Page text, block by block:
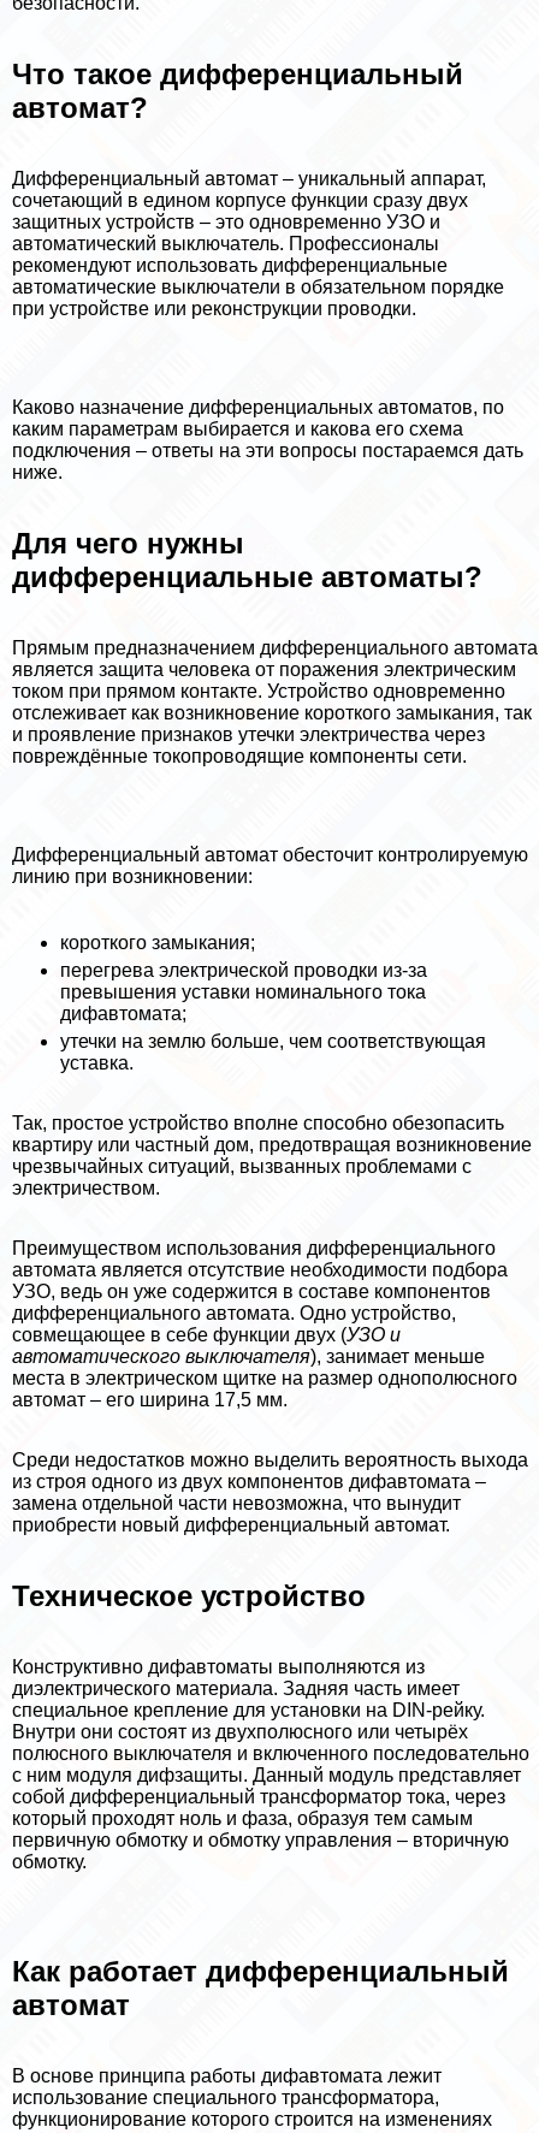
Что такое дифференциальный
автомат?
Дифференциальный автомат – уникальный аппарат,
сочетающий в едином корпусе функции сразу двух
защитных устройств – это одновременно УЗО и
автоматический выключатель. Профессионалы
рекомендуют использовать дифференциальные
автоматические выключатели в обязательном порядке
при устройстве или реконструкции проводки.
Каково назначение дифференциальных автоматов, по
каким параметрам выбирается и какова его схема
подключения – ответы на эти вопросы постараемся дать
ниже.
Для чего нужны
дифференциальные автоматы?
Прямым предназначением дифференциального автомата
является защита человека от поражения электрическим
током при прямом контакте. Устройство одновременно
отслеживает как возникновение короткого замыкания, так
и проявление признаков утечки электричества через
повреждённые токопроводящие компоненты сети.
Дифференциальный автомат обесточит контролируемую
линию при возникновении:
короткого замыкания;
перегрева электрической проводки из-за
превышения уставки номинального тока
дифавтомата;
утечки на землю больше, чем соответствующая
уставка.
Так, простое устройство вполне способно обезопасить
квартиру или частный дом, предотвращая возникновение
чрезвычайных ситуаций, вызванных проблемами с
электричеством.
Преимуществом использования дифференциального
автомата является отсутствие необходимости подбора
УЗО, ведь он уже содержится в составе компонентов
дифференциального автомата. Одно устройство,
совмещающее в себе функции двух (УЗО и
автоматического выключателя), занимает меньше
места в электрическом щитке на размер однополюсного
автомат – его ширина 17,5 мм.
Среди недостатков можно выделить вероятность выхода
из строя одного из двух компонентов дифавтомата –
замена отдельной части невозможна, что вынудит
приобрести новый дифференциальный автомат.
Техническое устройство
Конструктивно дифавтоматы выполняются из
диэлектрического материала. Задняя часть имеет
специальное крепление для установки на DIN-рейку.
Внутри они состоят из двухполюсного или четырёх
полюсного выключателя и включенного последовательно
с ним модуля дифзащиты. Данный модуль представляет
собой дифференциальный трaнcформатор тока, через
который проходят ноль и фаза, образуя тем самым
первичную обмотку и обмотку управления – вторичную
обмотку.
Как работает дифференциальный
автомат
В основе принципа работы дифавтомата лежит
использование специального трaнcформатора,
функционирование которого строится на изменениях